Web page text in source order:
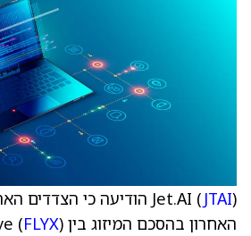
Jet.AI ( JTAI
) הודיעה כי הצדדים
האחרון בהסכם המיזוג בין flyExclusive ( FLYX